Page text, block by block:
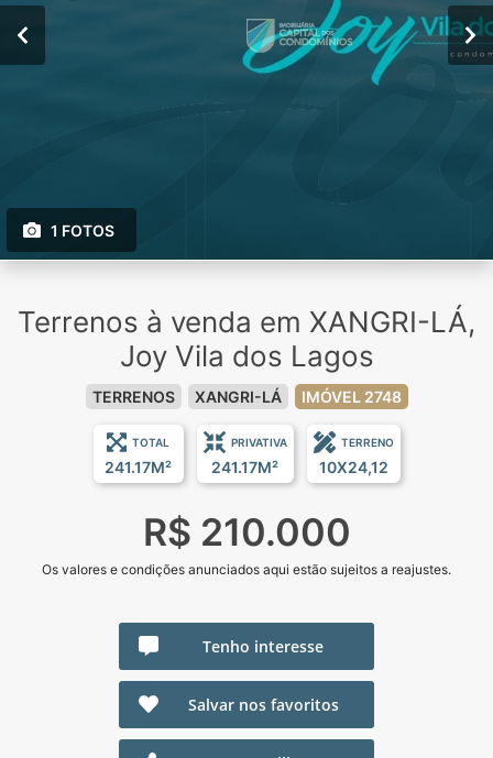
1 FOTOS
Terrenos à venda em XANGRI-LÁ,
Joy Vila dos Lagos
TERRENOS XANGRI-LÁ IMÓVEL 2748
TOTAL
241.17M²
PRIVATIVA
241.17M²
TERRENO
10X24,12
R$ 210.000
Os valores e condições anunciados aqui estão sujeitos a reajustes.
Tenho interesse
Salvar nos favoritos